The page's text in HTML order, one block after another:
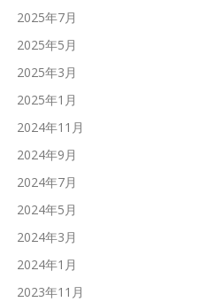
2025年7月
2025年5月
2025年3月
2025年1月
2024年11月
2024年9月
2024年7月
2024年5月
2024年3月
2024年1月
2023年11月